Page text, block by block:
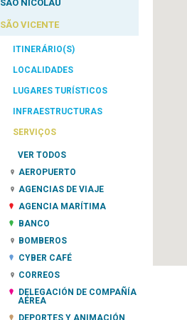
SÃO NICOLAU
SÃO VICENTE
ITINERÁRIO(S)
LOCALIDADES
LUGARES TURÍSTICOS
INFRAESTRUCTURAS
SERVIÇOS
VER TODOS
AEROPUERTO
AGENCIAS DE VIAJE
AGENCIA MARÍTIMA
BANCO
BOMBEROS
CYBER CAFÉ
CORREOS
DELEGACIÓN DE COMPAÑÍA
AÉREA
DEPORTES Y ANIMACIÓN